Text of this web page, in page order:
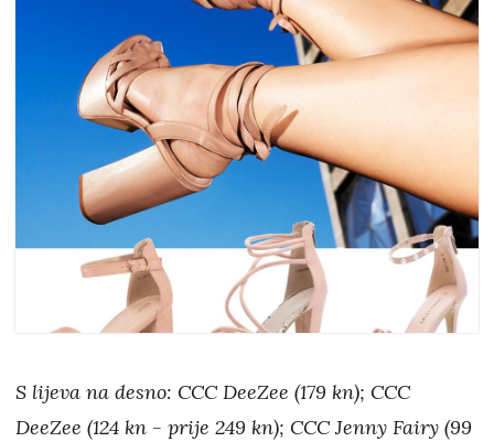
S lijeva na desno: CCC DeeZee (179 kn); CCC
DeeZee (124 kn - prije 249 kn); CCC Jenny Fairy (99